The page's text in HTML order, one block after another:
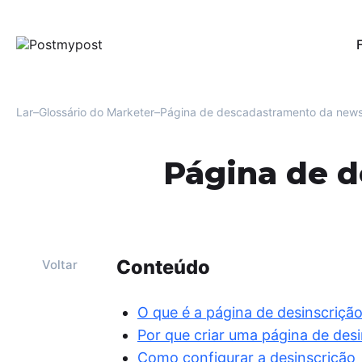
Lar Glossário do Marketer Página de descadastramento da
Página de
Voltar Conteúdo
O que é a página de desinscrição
Por que criar uma página de
Como configurar a desinscrição